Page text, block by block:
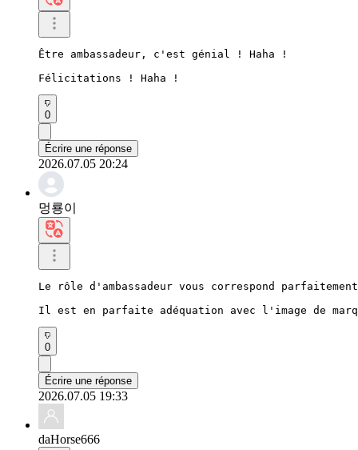
Être ambassadeur, c'est génial ! Haha !
Félicitations ! Haha !
0
Écrire une réponse
2026.07.05 20:24
멍룡이
Le rôle d'ambassadeur vous correspond
Il est en parfaite adéquation avec l'image de
0
Écrire une réponse
2026.07.05 19:33
daHorse666